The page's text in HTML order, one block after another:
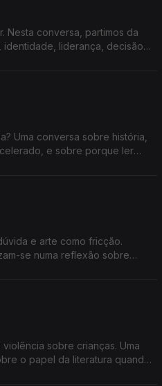
Nesta conversa, partimos da
identidade, liderança, decisão
Uma conversa sobre história,
e sobre porque ler
e arte como fricção.
se numa reflexão sobre
sobre crianças. Uma
o papel da literatura quando